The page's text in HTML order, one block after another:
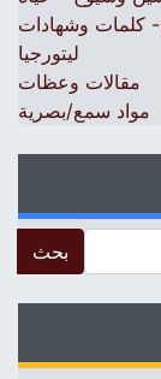
وشهادات
ليتورجيا
مقالات وعظات
مواد سمع/بصرية